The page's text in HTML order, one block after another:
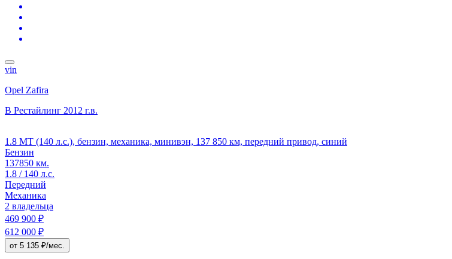
vin
Opel Zafira
B Рестайлинг 2012 г.в.
1.8 MT (140 л.с.), бензин, механика, минивэн, 137 850 км, передний привод, синий
Бензин
137850 км.
1.8 / 140 л.с.
Передний
Механика
2 владельца
469 900 ₽
612 000 ₽
от 5 135 ₽/мес.